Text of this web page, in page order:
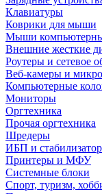
Клавиатуры
Коврики для мыши
Мыши
Внешние жесткие
Роутеры и сетевое
Веб-камеры и
Компьютерные
Мониторы
Оргтехника
Прочая оргтехника
Шредеры
ИБП и
Принтеры и МФУ
Системные блоки
Спорт, туризм,